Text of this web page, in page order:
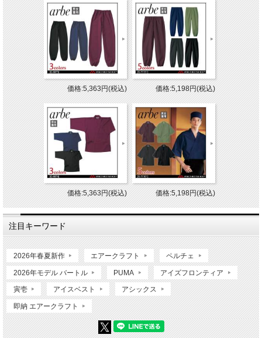
価格:5,363円(税込) 価格:5,198円(税込)
価格:5,363円(税込) 価格:5,198円(税込)
注目キーワード
2026年春夏新作 エアークラフト ペルチェ
2026年モデル バートル PUMA アイズフロンティア
寅壱 アイスベスト アシックス
即納 エアークラフト